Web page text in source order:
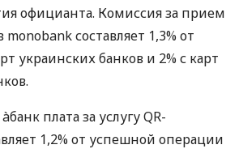
официанта. Комиссия за прием
составляет 1,3% от
украинских банков и 2% с карт
плата за услугу QR-
1,2% от успешной операции